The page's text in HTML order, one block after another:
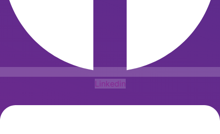
Linkedin